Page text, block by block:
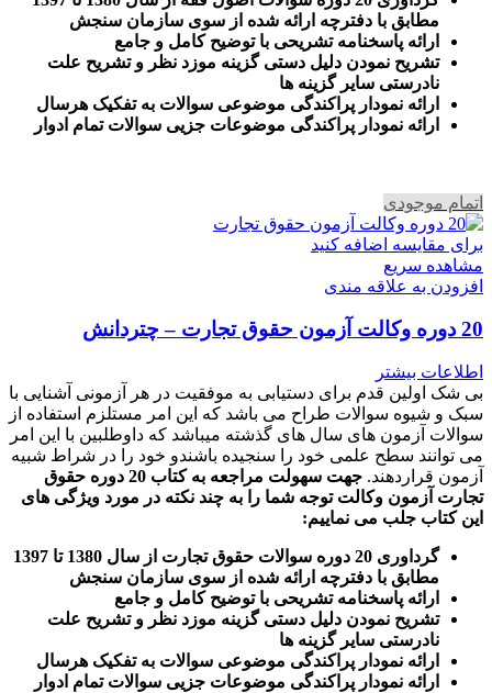
مطابق با دفترچه ارائه شده از سوی سازمان سنجش
ارائه پاسخنامه تشریحی با توضیح کامل و جامع
تشریح نمودن دلیل دستی گزینه موزد نظر و تشریح علت
نادرستی سایر گزینه ها
ارائه نمودار پراکندگی موضوعی سوالات به تفکیک هرسال
رائه نمودار پراکندگی موضوعات جزیی سوالات تمام ادوار
اتمام موجودی
برای مقایسه اضافه کنید
مشاهده سریع
افزودن به علاقه مندی
20 دوره وکالت آزمون حقوق تجارت – چتردانش
اطلاعات بیشتر
بی شک اولین قدم برای دستیابی به موفقیت در هر آزمونی آشنایی با
سبک و شیوه سوالات طراح می باشد که این امر مستلزم استفاده از
سوالات آزمون های سال های گذشته میباشد که داوطلبین با این امر
می توانند سطح علمی خود را سنجیده باشندو خود را در شراط شبیه
آزمون قراردهند.
جهت سهولت مراجعه به کتاب 20 دوره حقوق
تجارت آزمون وکالت توجه شما را به چند نکته در مورد ویژگی های
این کتاب جلب می نماییم:
گرداوری 20 دوره سوالات حقوق تجارت از سال 1380 تا 1397
مطابق با دفترچه ارائه شده از سوی سازمان سنجش
ارائه پاسخنامه تشریحی با توضیح کامل و جامع
تشریح نمودن دلیل دستی گزینه موزد نظر و تشریح علت
نادرستی سایر گزینه ها
ارائه نمودار پراکندگی موضوعی سوالات به تفکیک هرسال
رائه نمودار پراکندگی موضوعات جزیی سوالات تمام ادوار